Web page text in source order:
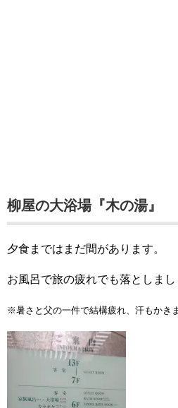
柳屋の大浴場『木の湯』
夕食まではまだ間があります。
お風呂で旅の疲れでも落としまし
※暑さと父の一件で結構疲れ、汗もかき